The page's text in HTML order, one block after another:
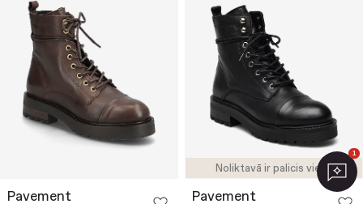
Pavement
Noliktavā ir palicis viens
Pavement
1